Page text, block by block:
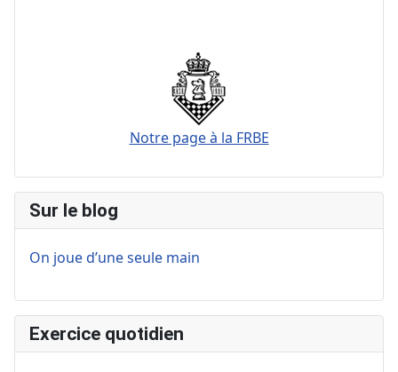
Notre page à la FRBE
Sur le blog
On joue d’une seule main
Exercice quotidien